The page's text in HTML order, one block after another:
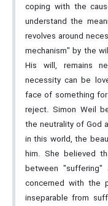
coping with the
understand the
revolves around
mechanism" by the
His will, remains
necessity can be
face of something
reject. Simon Weil
the neutrality of God
in this world, the
him. She believed
between
concerned with the
inseparable from